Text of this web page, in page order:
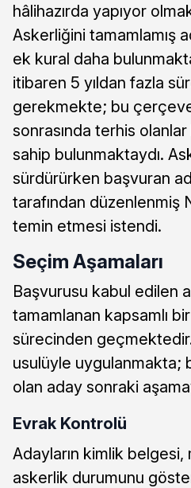
hâlihazırda yapıyor
Askerliğini tamamlamış
ek kural daha
itibaren 5 yıldan fazla
gerekmekte; bu
sonrasında terhis
sahip bulunmaktaydı.
sürdürürken başvuran
tarafından düzenlenmiş
temin etmesi istendi.
Seçim Aşamaları
Başvurusu kabul edilen
tamamlanan kapsamlı
sürecinden
usulüyle uygulanmakta;
olan aday sonraki
Evrak Kontrolü
Adayların kimlik
askerlik durumunu